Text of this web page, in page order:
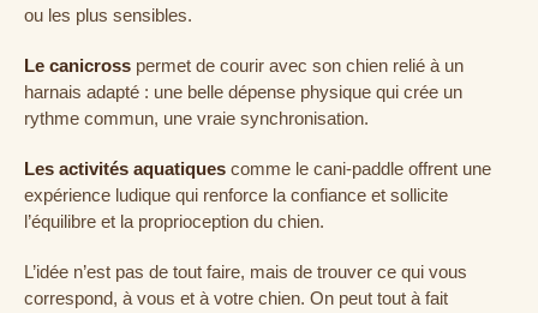
ou les plus sensibles.
Le canicross permet de courir avec son chien relié à un
harnais adapté : une belle dépense physique qui crée un
rythme commun, une vraie synchronisation.
Les activités aquatiques comme le cani-paddle offrent une
expérience ludique qui renforce la confiance et sollicite
l’équilibre et la proprioception du chien.
L’idée n’est pas de tout faire, mais de trouver ce qui vous
correspond, à vous et à votre chien. On peut tout à fait